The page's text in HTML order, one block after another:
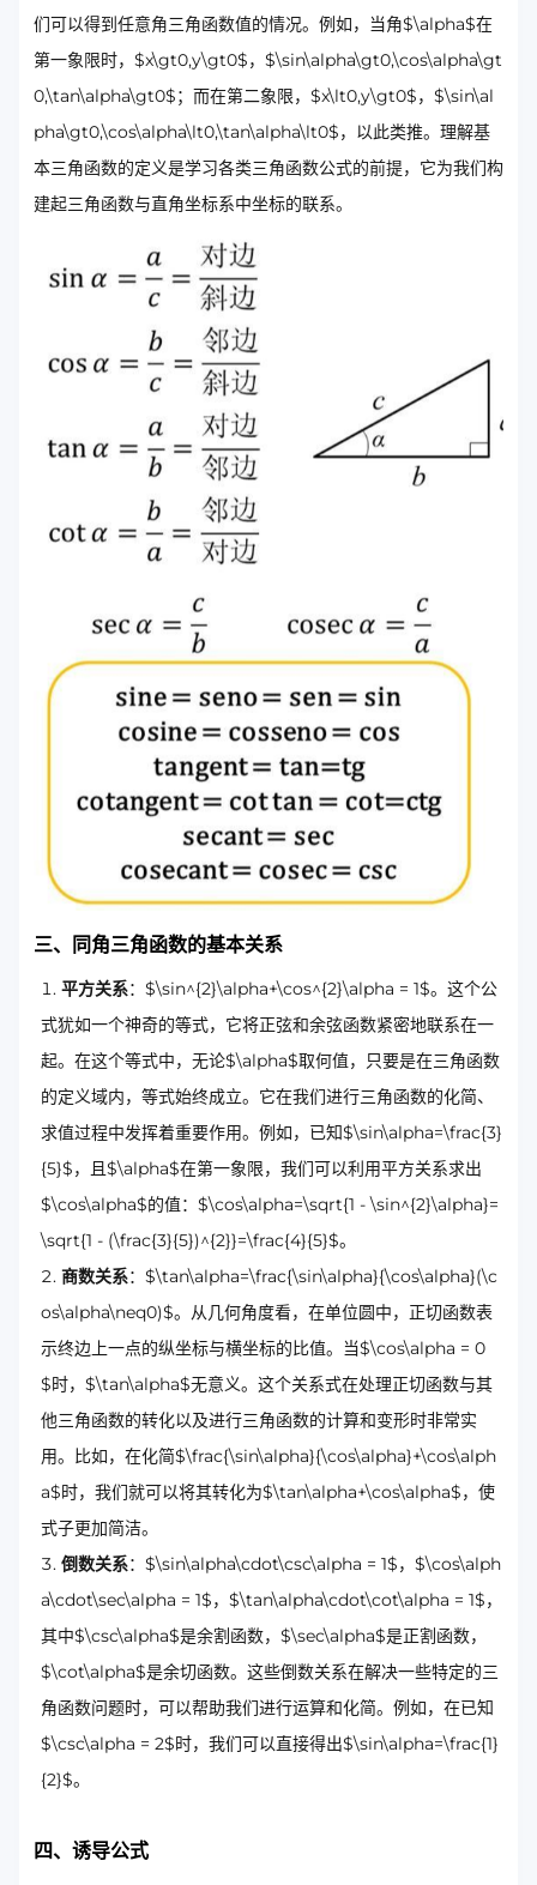
们可以得到任意角三角函数值的情况。例如，当角$\alpha$在
第一象限时，$x\gt0,y\gt0$，$\sin\alpha\gt0,\cos\alpha\gt
0,\tan\alpha\gt0$；而在第二象限，$x\lt0,y\gt0$，$\sin\al
pha\gt0,\cos\alpha\lt0,\tan\alpha\lt0$，以此类推。理解基
本三角函数的定义是学习各类三角函数公式的前提，它为我们构
建起三角函数与直角坐标系中坐标的联系。
三、同角三角函数的基本关系
平方关系：$\sin^{2}\alpha+\cos^{2}\alpha = 1$。这个公
式犹如一个神奇的等式，它将正弦和余弦函数紧密地联系在一
起。在这个等式中，无论$\alpha$取何值，只要是在三角函数
的定义域内，等式始终成立。它在我们进行三角函数的化简、
求值过程中发挥着重要作用。例如，已知$\sin\alpha=\frac{3}
{5}$，且$\alpha$在第一象限，我们可以利用平方关系求出
$\cos\alpha$的值：$\cos\alpha=\sqrt{1 - \sin^{2}\alpha}=
\sqrt{1 - (\frac{3}{5})^{2}}=\frac{4}{5}$。
商数关系：$\tan\alpha=\frac{\sin\alpha}{\cos\alpha}(\c
os\alpha\neq0)$。从几何角度看，在单位圆中，正切函数表
示终边上一点的纵坐标与横坐标的比值。当$\cos\alpha = 0
$时，$\tan\alpha$无意义。这个关系式在处理正切函数与其
他三角函数的转化以及进行三角函数的计算和变形时非常实
用。比如，在化简$\frac{\sin\alpha}{\cos\alpha}+\cos\alph
a$时，我们就可以将其转化为$\tan\alpha+\cos\alpha$，使
式子更加简洁。
倒数关系：$\sin\alpha\cdot\csc\alpha = 1$，$\cos\alph
a\cdot\sec\alpha = 1$，$\tan\alpha\cdot\cot\alpha = 1$，
其中$\csc\alpha$是余割函数，$\sec\alpha$是正割函数，
$\cot\alpha$是余切函数。这些倒数关系在解决一些特定的三
角函数问题时，可以帮助我们进行运算和化简。例如，在已知
$\csc\alpha = 2$时，我们可以直接得出$\sin\alpha=\frac{1}
{2}$。
四、诱导公式